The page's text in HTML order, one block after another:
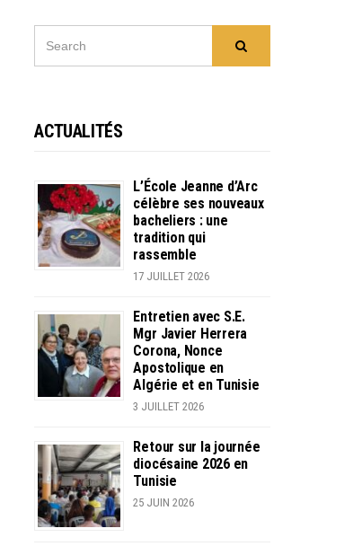
ACTUALITÉS
L’École Jeanne d’Arc
célèbre ses nouveaux
bacheliers : une
tradition qui
rassemble
17 JUILLET 2026
Entretien avec S.E.
Mgr Javier Herrera
Corona, Nonce
Apostolique en
Algérie et en Tunisie
3 JUILLET 2026
Retour sur la journée
diocésaine 2026 en
Tunisie
25 JUIN 2026